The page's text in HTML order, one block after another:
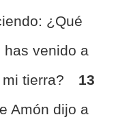
¿Qué
has venido a
tierra?
13
Amón dijo a